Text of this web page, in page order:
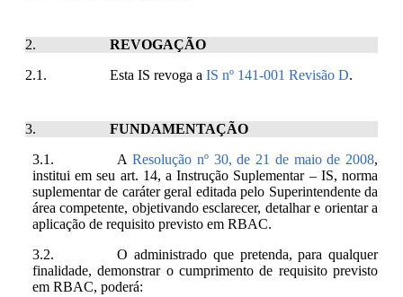
REVOGAÇÃO
Esta IS revoga aIS nº 141-001 Revisão D.
FUNDAMENTAÇÃO
AResolução nº 30, de 21 de maio de 2008,
institui em seu art. 14, a Instrução Suplementar – IS, norma
suplementar de caráter geral editada pelo Superintendente da
área competente, objetivando esclarecer, detalhar e orientar a
aplicação de requisito previsto em RBAC.
O administrado que pretenda, para qualquer
finalidade, demonstrar o cumprimento de requisito previsto
em RBAC, poderá: